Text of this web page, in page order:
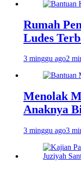
Rumah
Ludes
3 minggu ago2
Menolak
Anaknya
3 minggu ago3